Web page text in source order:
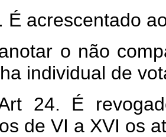
É acrescentado
o não
individual de
24. É
de VI a XVI os